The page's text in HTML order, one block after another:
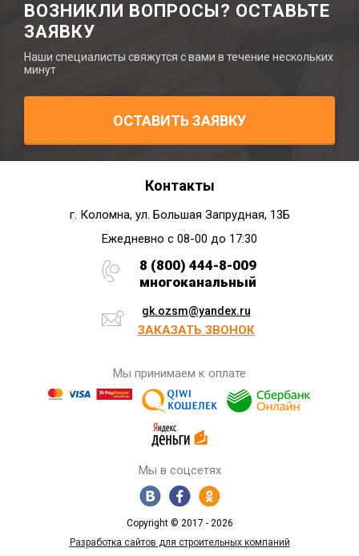
ВОЗНИКЛИ ВОПРОСЫ? ОСТАВЬТЕ
ЗАЯВКУ
Наши специалисты свяжутся с вами в течение нескольких
минут
ОСТАВИТЬ ЗАЯВКУ
Контакты
г. Коломна, ул. Большая Запрудная, 13Б
Ежедневно с 08-00 до 17:30
8 (800) 444-8-009
многоканальный
gk.ozsm@yandex.ru
ЗАКАЗАТЬ ЗВОНОК
Мы принимаем к оплате
Мы в соцсетях
Copyright © 2017 - 2026
Разработка сайтов для строительных компаний